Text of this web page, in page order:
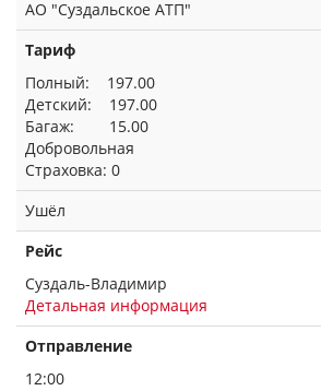
АО "Суздальское АТП"
Тариф
Полный: 197.00
Детский: 197.00
Багаж: 15.00
Добровольная
Страховка: 0
Ушёл
Рейс
Суздаль-Владимир
Детальная информация
Отправление
12:00